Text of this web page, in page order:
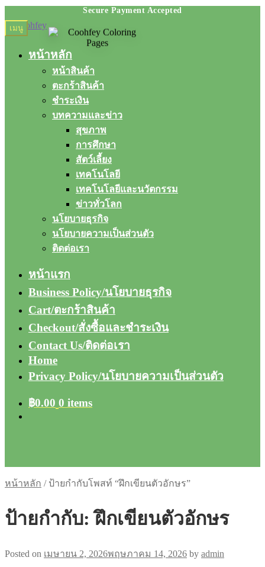
Skip
to
Skip
to
เมนู
หน้าหลัก
หน้าสินค้า
ตะกร้าสินค้า
ชำระเงิน
บทความและข่าว
สุขภาพ
การศึกษา
สัตว์เลี้ยง
เทคโนโลยี
เทคโนโลยีและนวัตกรรม
ข่าวทั่วโลก
นโยบายธุรกิจ
นโยบายความเป็นส่วนตัว
ติดต่อเรา
หน้าแรก
Business Policy/นโยบายธุรกิจ
Cart/ตะกร้าสินค้า
Checkout/สั่งซื้อและชำระเงิน
Contact Us/ติดต่อเรา
Home
Privacy Policy/นโยบายความเป็นส่วนตัว
฿0.00 0 items
หน้าหลัก / ป้ายกำกับโพสท์ “ฝึกเขียนตัวอักษร”
ป้ายกำกับ:ฝึกเขียนตัวอักษร
Posted on เมษายน 2, 2026พฤษภาคม 14, 2026 by admin